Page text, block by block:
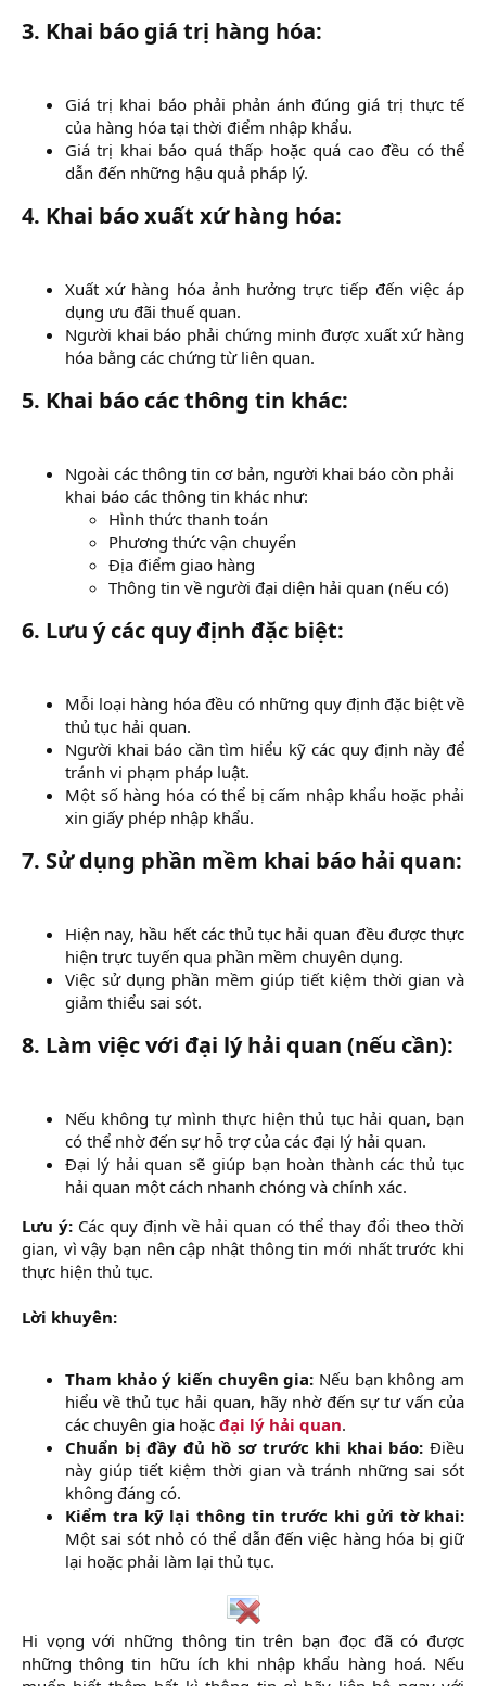
3. Khai báo giá trị hàng hóa:
Giá trị khai báo phải phản ánh đúng giá trị thực tế
của hàng hóa tại thời điểm nhập khẩu.​
Giá trị khai báo quá thấp hoặc quá cao đều có thể
dẫn đến những hậu quả pháp lý.​
4. Khai báo xuất xứ hàng hóa:
Xuất xứ hàng hóa ảnh hưởng trực tiếp đến việc áp
dụng ưu đãi thuế quan.​
Người khai báo phải chứng minh được xuất xứ hàng
hóa bằng các chứng từ liên quan.​
5. Khai báo các thông tin khác:
Ngoài các thông tin cơ bản, người khai báo còn phải
khai báo các thông tin khác như:
Hình thức thanh toán​
Phương thức vận chuyển​
Địa điểm giao hàng​
Thông tin về người đại diện hải quan (nếu có)​
6. Lưu ý các quy định đặc biệt:
Mỗi loại hàng hóa đều có những quy định đặc biệt về
thủ tục hải quan.​
Người khai báo cần tìm hiểu kỹ các quy định này để
tránh vi phạm pháp luật.​
Một số hàng hóa có thể bị cấm nhập khẩu hoặc phải
xin giấy phép nhập khẩu.​
7. Sử dụng phần mềm khai báo hải quan:
Hiện nay, hầu hết các thủ tục hải quan đều được thực
hiện trực tuyến qua phần mềm chuyên dụng.​
Việc sử dụng phần mềm giúp tiết kiệm thời gian và
giảm thiểu sai sót.​
8. Làm việc với đại lý hải quan (nếu cần):
Nếu không tự mình thực hiện thủ tục hải quan, bạn
có thể nhờ đến sự hỗ trợ của các đại lý hải quan.​
Đại lý hải quan sẽ giúp bạn hoàn thành các thủ tục
hải quan một cách nhanh chóng và chính xác.​
Lưu ý: Các quy định về hải quan có thể thay đổi theo thời
gian, vì vậy bạn nên cập nhật thông tin mới nhất trước khi
thực hiện thủ tục.
Lời khuyên:
Tham khảo ý kiến chuyên gia: Nếu bạn không am
hiểu về thủ tục hải quan, hãy nhờ đến sự tư vấn của
các chuyên gia hoặc đại lý hải quan.​
Chuẩn bị đầy đủ hồ sơ trước khi khai báo: Điều
này giúp tiết kiệm thời gian và tránh những sai sót
không đáng có.​
Kiểm tra kỹ lại thông tin trước khi gửi tờ khai:
Một sai sót nhỏ có thể dẫn đến việc hàng hóa bị giữ
lại hoặc phải làm lại thủ tục.​
Hi vọng với những thông tin trên bạn đọc đã có được
những thông tin hữu ích khi nhập khẩu hàng hoá. Nếu